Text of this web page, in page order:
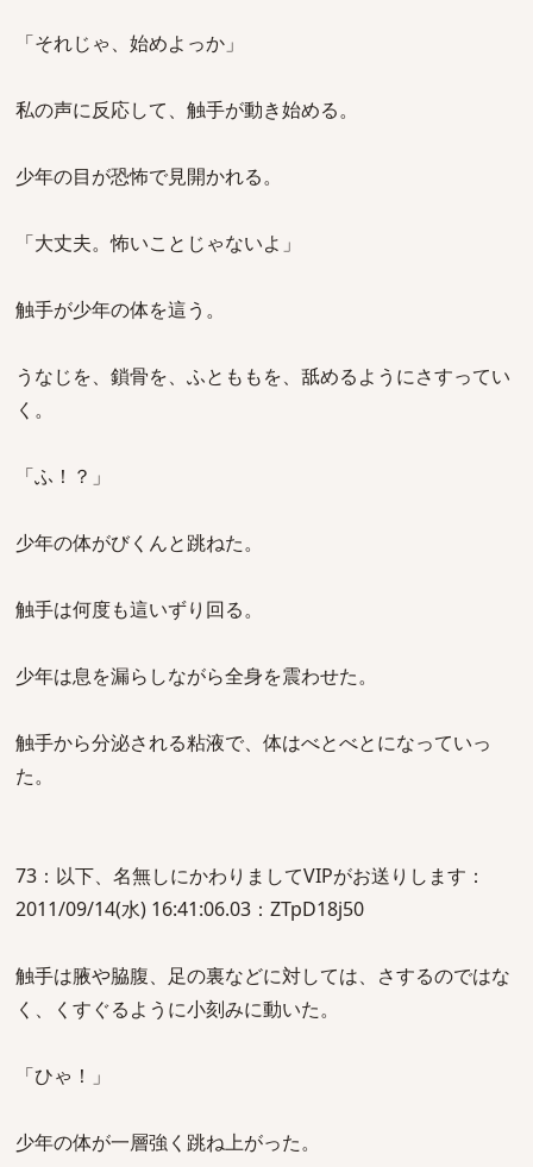
「それじゃ、始めよっか」
私の声に反応して、触手が動き始める。
少年の目が恐怖で見開かれる。
「大丈夫。怖いことじゃないよ」
触手が少年の体を這う。
うなじを、鎖骨を、ふとももを、舐めるようにさすってい
く。
「ふ！？」
少年の体がびくんと跳ねた。
触手は何度も這いずり回る。
少年は息を漏らしながら全身を震わせた。
触手から分泌される粘液で、体はべとべとになっていっ
た。
73：以下、名無しにかわりましてVIPがお送りします：
2011/09/14(水) 16:41:06.03：ZTpD18j50
触手は腋や脇腹、足の裏などに対しては、さするのではな
く、くすぐるように小刻みに動いた。
「ひゃ！」
少年の体が一層強く跳ね上がった。